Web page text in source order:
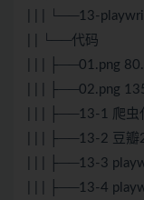
| | | └──13-
| | └──代码
| | | ├──01.png
| | | ├──02.png
| | | ├──13-1 爬虫
| | | ├──13-2 豆瓣
| | | ├──13-3
| | | ├──13-4